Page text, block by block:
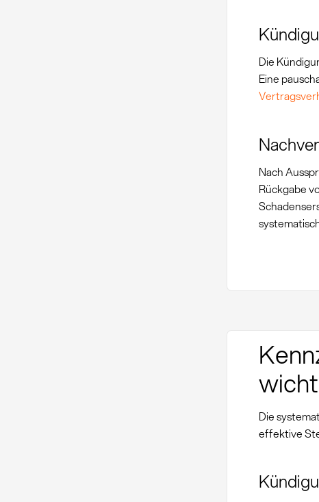
Die
Eine
Nach
Rückgabe
Die
effektive